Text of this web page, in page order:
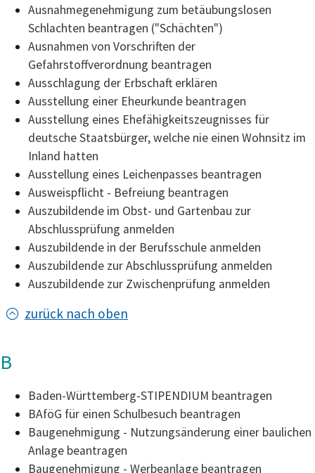
Ausnahmegenehmigung zum betäubungslosen
Schlachten beantragen ("Schächten")
Ausnahmen von Vorschriften der
Gefahrstoffverordnung beantragen
Ausschlagung der Erbschaft erklären
Ausstellung einer Eheurkunde beantragen
Ausstellung eines Ehefähigkeitszeugnisses für
deutsche Staatsbürger, welche nie einen Wohnsitz im
Inland hatten
Ausstellung eines Leichenpasses beantragen
Ausweispflicht - Befreiung beantragen
Auszubildende im Obst- und Gartenbau zur
Abschlussprüfung anmelden
Auszubildende in der Berufsschule anmelden
Auszubildende zur Abschlussprüfung anmelden
Auszubildende zur Zwischenprüfung anmelden
zurück nach oben
B
Baden-Württemberg-STIPENDIUM beantragen
BAföG für einen Schulbesuch beantragen
Baugenehmigung - Nutzungsänderung einer baulichen
Anlage beantragen
Baugenehmigung - Werbeanlage beantragen